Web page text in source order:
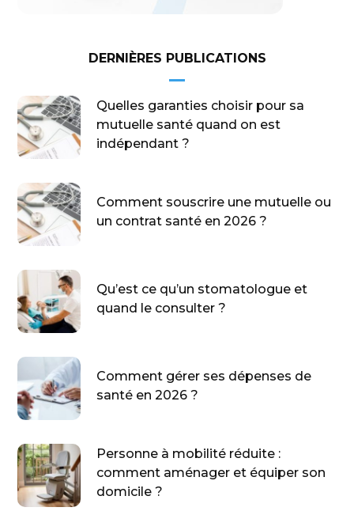
DERNIÈRES PUBLICATIONS
Quelles garanties choisir pour sa
mutuelle santé quand on est
indépendant ?
Comment souscrire une mutuelle ou
un contrat santé en 2026 ?
Qu’est ce qu’un stomatologue et
quand le consulter ?
Comment gérer ses dépenses de
santé en 2026 ?
Personne à mobilité réduite :
comment aménager et équiper son
domicile ?